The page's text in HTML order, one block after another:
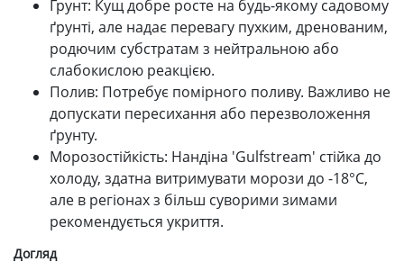
Ґрунт: Кущ добре росте на будь-якому садовому
ґрунті, але надає перевагу пухким, дренованим,
родючим субстратам з нейтральною або
слабокислою реакцією.
Полив: Потребує помірного поливу. Важливо не
допускати пересихання або перезволоження
ґрунту.
Морозостійкість: Нандіна 'Gulfstream' стійка до
холоду, здатна витримувати морози до -18°C,
але в регіонах з більш суворими зимами
рекомендується укриття.
Догляд